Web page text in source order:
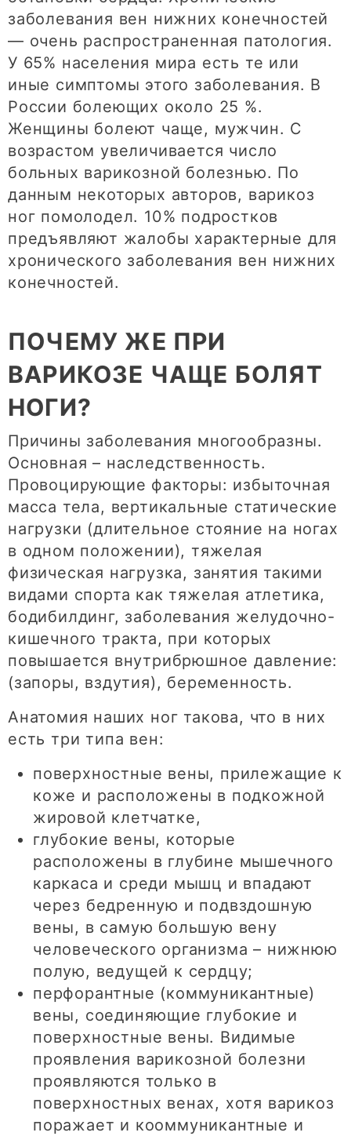
заболевания вен нижних конечностей
— очень распространенная патология.
У 65% населения мира есть те или
иные симптомы этого заболевания. В
России болеющих около 25 %.
Женщины болеют чаще, мужчин. С
возрастом увеличивается число
больных варикозной болезнью. По
данным некоторых авторов, варикоз
ног помолодел. 10% подростков
предъявляют жалобы характерные для
хронического заболевания вен нижних
конечностей.
ПОЧЕМУ ЖЕ ПРИ
ВАРИКОЗЕ ЧАЩЕ БОЛЯТ
НОГИ?
Причины заболевания многообразны.
Основная – наследственность.
Провоцирующие факторы: избыточная
масса тела, вертикальные статические
нагрузки (длительное стояние на ногах
в одном положении), тяжелая
физическая нагрузка, занятия такими
видами спорта как тяжелая атлетика,
бодибилдинг, заболевания желудочно-
кишечного тракта, при которых
повышается внутрибрюшное давление:
(запоры, вздутия), беременность.
Анатомия наших ног такова, что в них
есть три типа вен:
поверхностные вены, прилежащие к
коже и расположены в подкожной
жировой клетчатке,
глубокие вены, которые
расположены в глубине мышечного
каркаса и среди мышц и впадают
через бедренную и подвздошную
вены, в самую большую вену
человеческого организма – нижнюю
полую, ведущей к сердцу;
перфорантные (коммуникантные)
вены, соединяющие глубокие и
поверхностные вены. Видимые
проявления варикозной болезни
проявляются только в
поверхностных венах, хотя варикоз
поражает и кооммуникантные и